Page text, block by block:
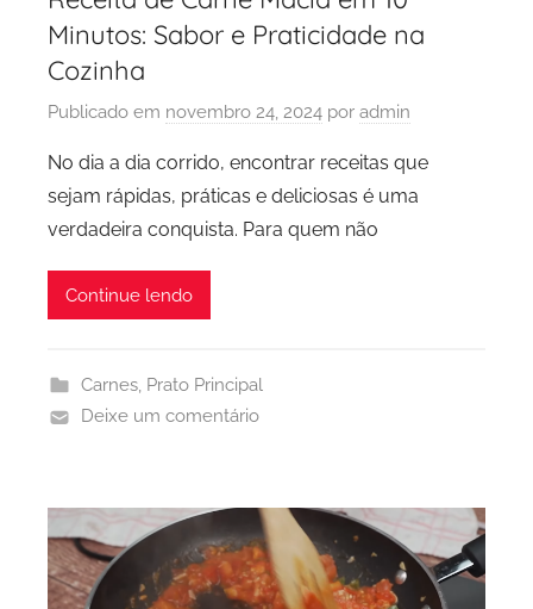
Minutos: Sabor e Praticidade na
Cozinha
Publicado em novembro 24, 2024 por admin
No dia a dia corrido, encontrar receitas que
sejam rápidas, práticas e deliciosas é uma
verdadeira conquista. Para quem não
Continue lendo
Carnes, Prato Principal
Deixe um comentário